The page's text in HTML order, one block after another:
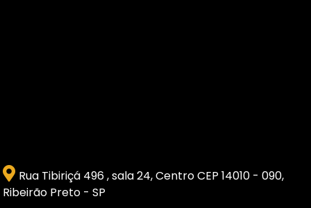
Rua Tibiriçá 496 , sala 24, Centro CEP 14010 - 090,
Ribeirão Preto - SP